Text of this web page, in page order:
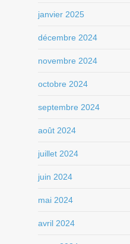
janvier 2025
décembre 2024
novembre 2024
octobre 2024
septembre 2024
août 2024
juillet 2024
juin 2024
mai 2024
avril 2024